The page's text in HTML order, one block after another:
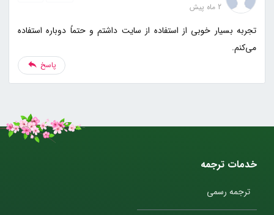
2 ماه پیش
تجربه بسیار خوبی از استفاده از سایت داشتم و حتماً دوباره استفاده
می‌کنم.
پاسخ
خدمات ترجمه
ترجمه رسمی